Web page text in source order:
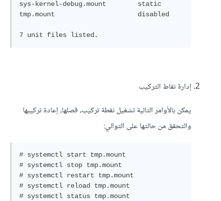
sys-kernel-debug.mount        static
tmp.mount                     disabled
7 unit files listed.
إدارة نقاط التركيب
يمكن بالأوامر التالية تشغيل نقطة تركيب، فصلها، إعادة تركيبها
والتحقق من حالتها على التوالي:
# systemctl start tmp.mount
# systemctl stop tmp.mount
# systemctl restart tmp.mount
# systemctl reload tmp.mount
# systemctl status tmp.mount